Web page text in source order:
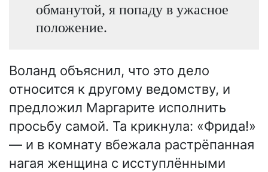
обманутой, я попаду в ужасное
положение.
Воланд объяснил, что это дело
относится к другому ведомству, и
предложил Маргарите исполнить
просьбу самой. Та крикнула: «Фрида!»
— и в комнату вбежала растрёпанная
нагая женщина с исступлёнными